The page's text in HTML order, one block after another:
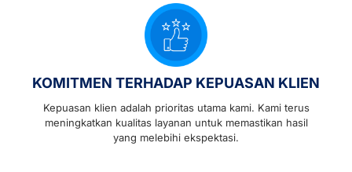
KOMITMEN TERHADAP KEPUASAN KLIEN
Kepuasan klien adalah prioritas utama kami. Kami terus
meningkatkan kualitas layanan untuk memastikan hasil
yang melebihi ekspektasi.